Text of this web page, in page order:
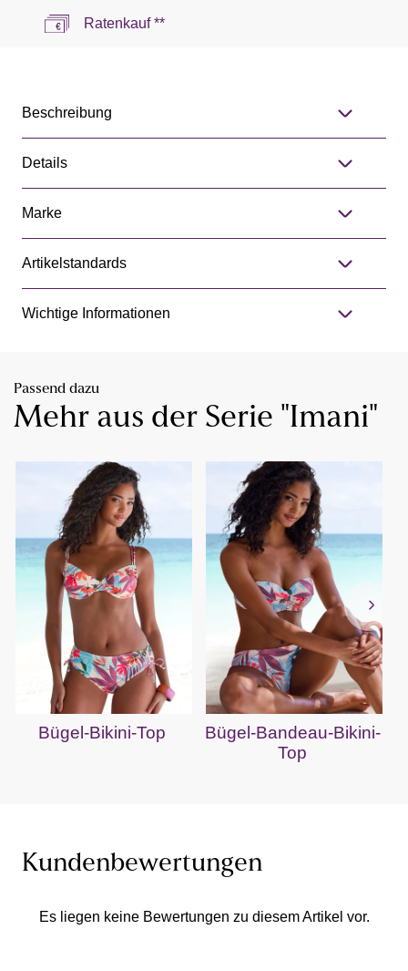
Ratenkauf **
Beschreibung
Details
Marke
Artikelstandards
Wichtige Informationen
Passend dazu
Mehr aus der Serie "Imani"
Bügel-Bikini-Top
Bügel-Bandeau-Bikini-
Top
Kundenbewertungen
Es liegen keine Bewertungen zu diesem Artikel vor.